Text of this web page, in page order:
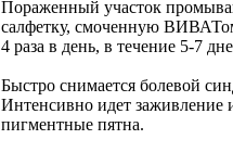
Пораженный участок
салфетку, смоченную
4 раза в день, в течение 5-7
Быстро снимается болевой
Интенсивно идет заживление
пигментные пятна.